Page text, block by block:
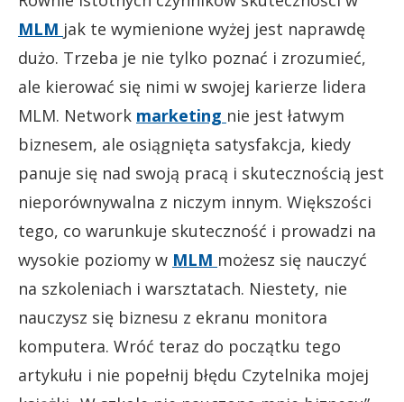
MLM jak te wymienione wyżej jest naprawdę
dużo. Trzeba je nie tylko poznać i zrozumieć,
ale kierować się nimi w swojej karierze lidera
MLM. Network marketing nie jest łatwym
biznesem, ale osiągnięta satysfakcja, kiedy
panuje się nad swoją pracą i skutecznością jest
nieporównywalna z niczym innym. Większości
tego, co warunkuje skuteczność i prowadzi na
wysokie poziomy w MLM możesz się nauczyć
na szkoleniach i warsztatach. Niestety, nie
nauczysz się biznesu z ekranu monitora
komputera. Wróć teraz do początku tego
artykułu i nie popełnij błędu Czytelnika mojej